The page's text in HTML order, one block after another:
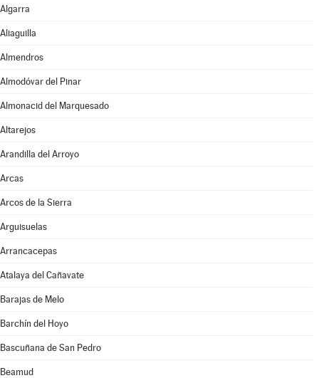
Algarra
Aliaguilla
Almendros
Almodóvar del Pinar
Almonacid del Marquesado
Altarejos
Arandilla del Arroyo
Arcas
Arcos de la Sierra
Arguisuelas
Arrancacepas
Atalaya del Cañavate
Barajas de Melo
Barchín del Hoyo
Bascuñana de San Pedro
Beamud